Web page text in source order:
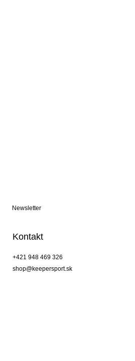
Newsletter
Kontakt
+421 948 469 326
shop@keepersport.sk